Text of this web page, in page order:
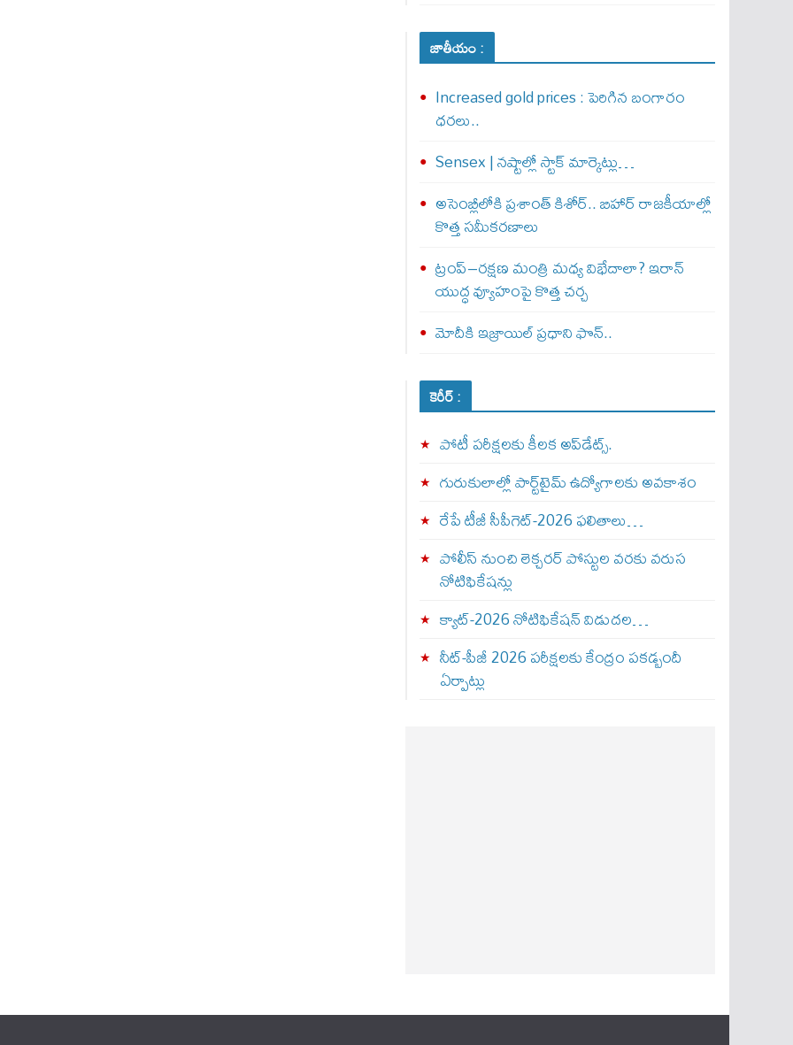
జాతీయం :
Increased gold prices : పెరిగిన బంగారం
ధరలు..
Sensex | నష్టాల్లో స్టాక్ మార్కెట్లు…
అసెంబ్లీలోకి ప్రశాంత్ కిశోర్.. బిహార్ రాజకీయాల్లో
కొత్త సమీకరణాలు
ట్రంప్–రక్షణ మంత్రి మధ్య విభేదాలా? ఇరాన్
యుద్ధ వ్యూహంపై కొత్త చర్చ
మోదీకి ఇజ్రాయిల్ ప్ర‌ధాని ఫొన్..
కెరీర్ :
పోటీ పరీక్షలకు కీలక అప్‌డేట్స్.
గురుకులాల్లో పార్ట్‌టైమ్ ఉద్యోగాలకు అవకాశం
రేపే టీజీ సీపీగెట్‌-2026 ఫలితాలు…
పోలీస్ నుంచి లెక్చరర్ పోస్టుల వరకు వరుస
నోటిఫికేషన్లు
క్యాట్-2026 నోటిఫికేషన్ విడుదల…
నీట్-పీజీ 2026 పరీక్షలకు కేంద్రం పకడ్బందీ
ఏర్పాట్లు